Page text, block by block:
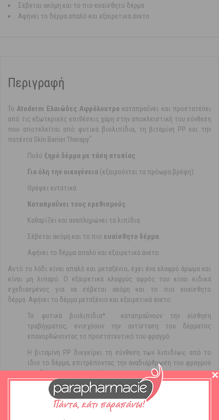
Σέβεται ακόμη και το πιο ευαίσθητο δέρμα
Αφήνει το δέρμα απαλό και εξαιρετικά άνετο
Περιγραφή
Το Atoderm Ελαιώδες Αφρόλουτρο καταπραΰνει και προστατεύει
από τις εξωτερικές επιθέσεις χάρη στην αποκλειστική του σύνθεση
που αποτελείται από φυτικά βιολιπίδια, τη βιταμίνη PP και την
πατέντα Skin Barrier Therapy™.
Πολύ ξηρό δέρμα με τάση ατοπίας.
Για όλη την οικογένεια (εξαιρούνται τα πρόωρα βρέφη).
Θρέφει εντατικά.
Καταπραΰνει τους ερεθισμούς.
Καθαρίζει και αναπληρώνει τα λιπίδια.
Σέβεται ακόμη και το πιο ευαίσθητο δέρμα.
Αφήνει το δέρμα απαλό και εξαιρετικά άνετο.
Αυτό το λάδι είναι απαλό και μεταξένιο, έχει ένα ελαφρύ άρωμα και
είναι μη λιπαρό. Ο εξαιρετικά ελαφρύς αφρός του είναι ειδικά
σχεδιασμένος για να σέβεται ακόμη και το πιο ευαίσθητο
δέρμα. Αφήνει το δέρμα μεταξένιο και εξαιρετικά άνετο.
Τα φυτικά βιολιπίδια* καταπραΰνουν την αίσθηση
τραβήγματος, ενισχύουν την αντίσταση του δέρματος
επανορθώνοντας το προστατευτικό του φραγμό.
Η βιταμίνη PP διεγείρει τη σύνθεση των λιπιδίων, από το
ίδιο το δέρμα, επιτρέποντας την αναδιάρθρωση του φραγμού
του δέρματος μακροπρόθεσμα.
Η πρόσφυση στο δέρμα του βακτηριδίου (Staphylococcus
aureus) που ευθύνεται για την επιδείνωση των ερεθισμών του
δέρματος, εμποδίζεται χάρη στο Skin Barrier Therapy